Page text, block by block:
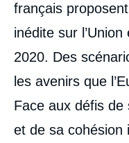
français
inédite sur
2020. Des
les avenirs que
Face aux défis de
et de sa cohésion